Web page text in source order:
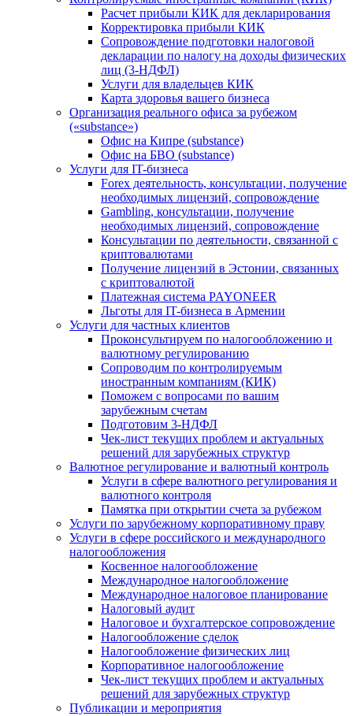
Расчет прибыли КИК для декларирования
Корректировка прибыли КИК
Сопровождение подготовки налоговой
декларации по налогу на доходы физических
лиц (3-НДФЛ)
Услуги для владельцев КИК
Карта здоровья вашего бизнеса
Организация реального офиса за рубежом
(«substance»)
Офис на Кипре (substance)
Офис на БВО (substance)
Услуги для IT-бизнеса
Forex деятельность, консультации, получение
необходимых лицензий, сопровождение
Gambling, консультации, получение
необходимых лицензий, сопровождение
Консультации по деятельности, связанной с
криптовалютами
Получение лицензий в Эстонии, связанных
с криптовалютой
Платежная система PAYONEER
Льготы для IT-бизнеса в Армении
Услуги для частных клиентов
Проконсультируем по налогообложению и
валютному регулированию
Сопроводим по контролируемым
иностранным компаниям (КИК)
Поможем с вопросами по вашим
зарубежным счетам
Подготовим 3-НДФЛ
Чек-лист текущих проблем и актуальных
решений для зарубежных структур
Валютное регулирование и валютный контроль
Услуги в сфере валютного регулирования и
валютного контроля
Памятка при открытии счета за рубежом
Услуги по зарубежному корпоративному праву
Услуги в сфере российского и международного
налогообложения
Косвенное налогообложение
Международное налогообложение
Международное налоговое планирование
Налоговый аудит
Налоговое и бухгалтерское сопровождение
Налогообложение сделок
Налогообложение физических лиц
Корпоративное налогообложение
Чек-лист текущих проблем и актуальных
решений для зарубежных структур
Публикации и мероприятия